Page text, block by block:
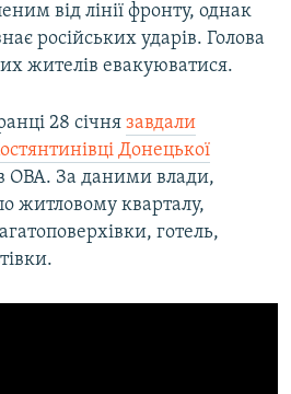
від лінії фронту, однак
російських ударів. Голова
жителів евакуюватися.
28 січня завдали
Донецької
ОВА. За даними влади,
житловому кварталу,
готель,